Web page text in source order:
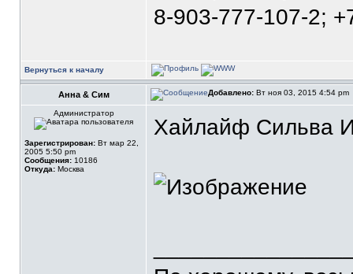
8-903-777-107-2;
Вернуться к началу
Анна & Сим Добавлено: Вт ноя 03, 2015 4:54 pm
Администратор
Зарегистрирован: Вт мар 22,
2005 5:50 pm
Сообщения: 10186
Откуда: Москва
Хайлайф Сильва